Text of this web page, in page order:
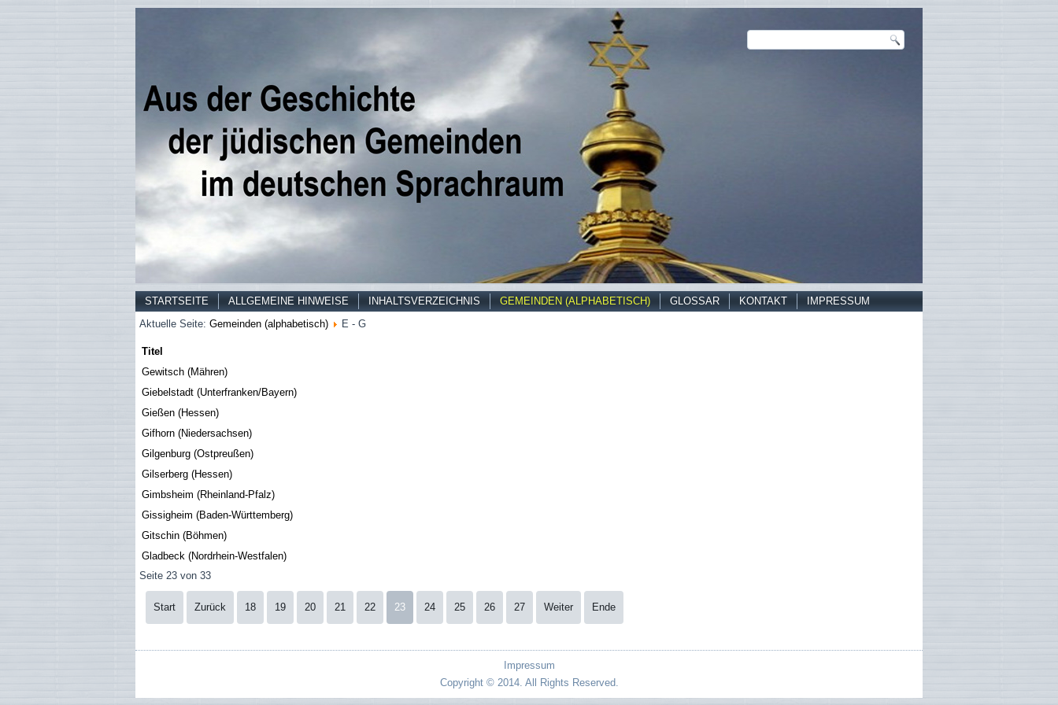
STARTSEITE ALLGEMEINE HINWEISE INHALTSVERZEICHNIS GEMEINDEN (ALPHABETISCH) GLOSSAR KONTAKT
IMPRESSUM
Aktuelle Seite: Gemeinden (alphabetisch) E - G
Titel
Gewitsch (Mähren)
Giebelstadt (Unterfranken/Bayern)
Gießen (Hessen)
Gifhorn (Niedersachsen)
Gilgenburg (Ostpreußen)
Gilserberg (Hessen)
Gimbsheim (Rheinland-Pfalz)
Gissigheim (Baden-Württemberg)
Gitschin (Böhmen)
Gladbeck (Nordrhein-Westfalen)
Seite 23 von 33
Start Zurück 18 19 20 21 22 23 24 25 26 27 Weiter Ende
Impressum
Copyright © 2014. All Rights Reserved.